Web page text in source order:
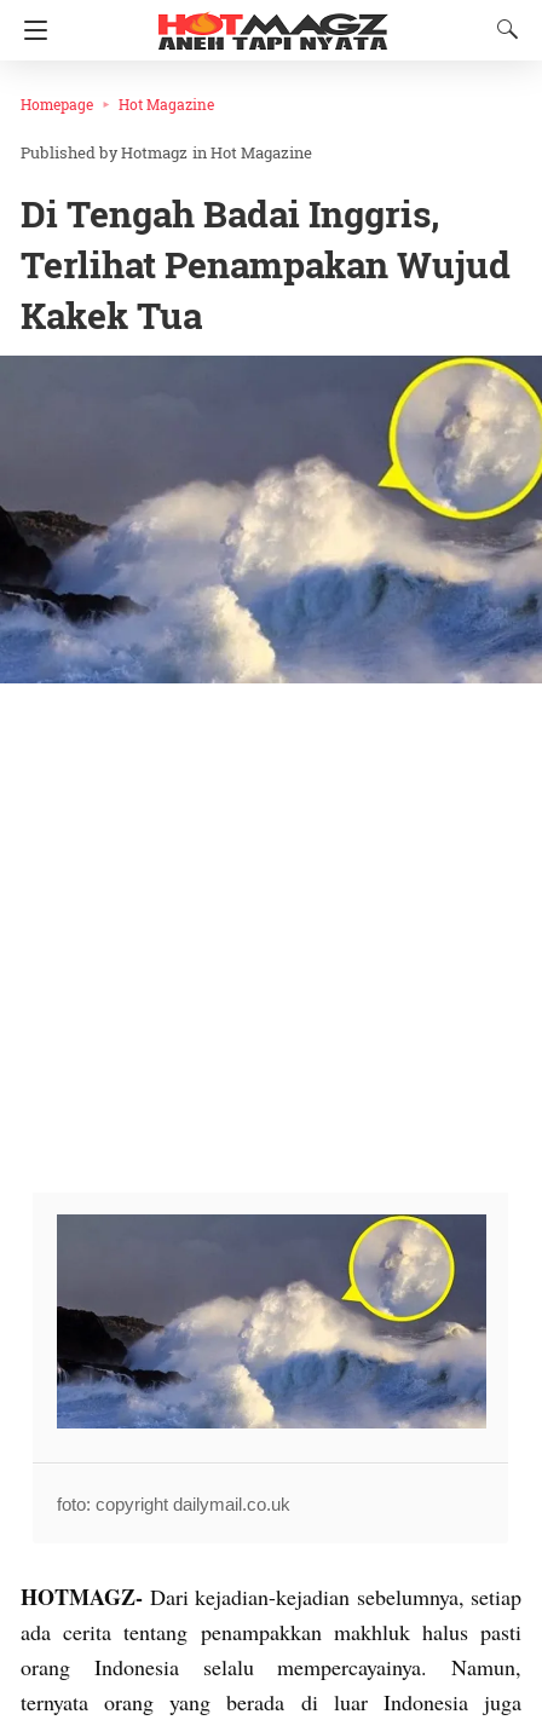
Homepage Hot Magazine
Hotmagz inHot Magazine
Di Tengah Badai Inggris,
Terlihat Penampakan Wujud
Kakek Tua
foto: copyright dailymail.co.uk
HOTMAGZ- Dari kejadian-kejadian sebelumnya, setiap
ada cerita tentang penampakkan makhluk halus pasti
orang Indonesia selalu mempercayainya. Namun,
ternyata orang yang berada di luar Indonesia juga